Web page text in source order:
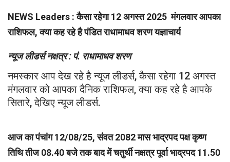
NEWS Leaders : कैसा रहेगा 12 अगस्त 2025 मंगलवार आपका
राशिफल, क्या कह रहे है पंडित राधामाधव शरण यज्ञाचार्य
न्यूज लीडर्स नक्षत्र : पं. राधामाधव शरण
नमस्कार आप देख रहे है न्यूज लीडर्स, कैसा रहेगा 12 अगस्त
मंगलवार को आपका दैनिक राशिफल, क्या कह रहे है आपके
सितारे, देखिए न्यूज लीडर्स.
आज का पंचांग 12/08/25, संवत 2082 मास भाद्रपद पक्ष कृष्ण
तिथि तीज 08.40 बजे तक बाद में चतुर्थी नक्षत्र पूर्वा भाद्रपद 11.50